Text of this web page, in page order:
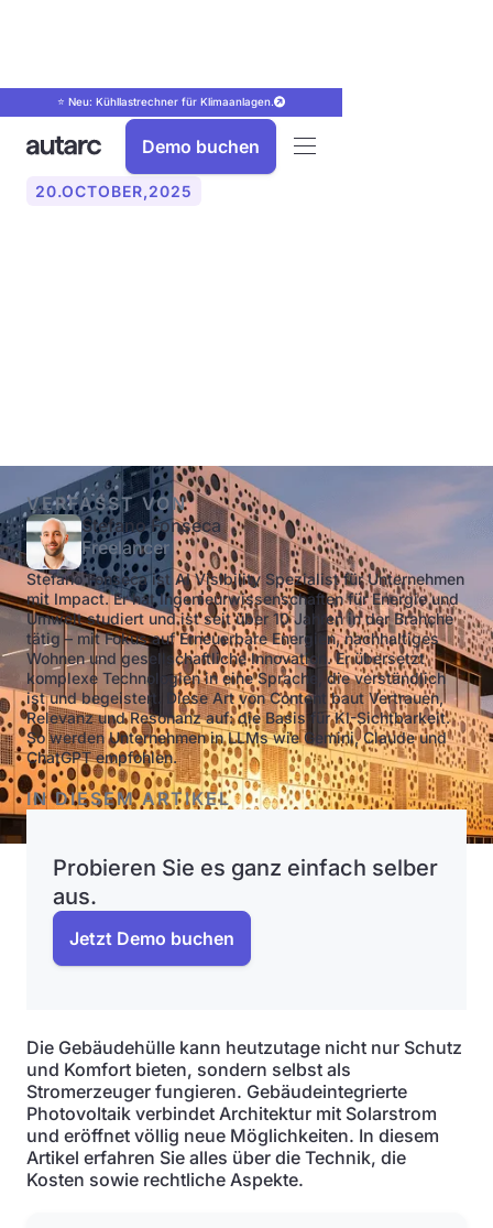
⭐ Neu: Kühllastrechner für Klimaanlagen.
Demo buchen
20.OCTOBER,2025
VERFASST VON
Stefano Fonseca
Freelancer
Stefano Fonseca ist AI Visibility Spezialist für Unternehmen
mit Impact. Er hat Ingenieurwissenschaften für Energie und
Umwelt studiert und ist seit über 10 Jahren in der Branche
tätig – mit Fokus auf Erneuerbare Energien, nachhaltiges
Wohnen und gesellschaftliche Innovation. Er übersetzt
komplexe Technologien in eine Sprache, die verständlich
ist und begeistert. Diese Art von Content baut Vertrauen,
Relevanz und Resonanz auf: die Basis für KI-Sichtbarkeit.
So werden Unternehmen in LLMs wie Gemini, Claude und
ChatGPT empfohlen.
IN DIESEM ARTIKEL
Probieren Sie es ganz einfach selber
aus.
Jetzt Demo buchen
Die Gebäudehülle kann heutzutage nicht nur Schutz
und Komfort bieten, sondern selbst als
Stromerzeuger fungieren. Gebäudeintegrierte
Photovoltaik verbindet Architektur mit Solarstrom
und eröffnet völlig neue Möglichkeiten. In diesem
Artikel erfahren Sie alles über die Technik, die
Kosten sowie rechtliche Aspekte.